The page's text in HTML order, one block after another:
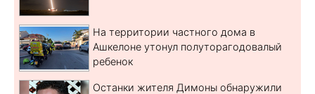
На территории частного дома в
Ашкелоне утонул полуторагодовалый
ребенок
Останки жителя Димоны обнаружили